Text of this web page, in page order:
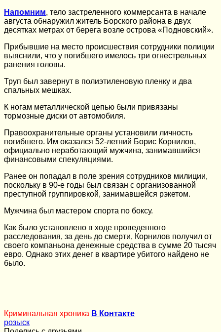
Напомним, тело застреленного коммерсанта в начале
августа обнаружил житель Борского района в двух
десятках метрах от берега возле острова «Подновский».
Прибывшие на место происшествия сотрудники полиции
выяснили, что у погибшего имелось три огнестрельных
ранения головы.
Труп был завернут в полиэтиленовую пленку и два
спальных мешках.
К ногам металлической цепью были привязаны
тормозные диски от автомобиля.
Правоохранительные органы установили личность
погибшего. Им оказался 52-летний Борис Корнилов,
официально неработающий мужчина, занимавшийся
финансовыми спекуляциями.
Ранее он попадал в поле зрения сотрудников милиции,
поскольку в 90-е годы был связан с организованной
преступной группировкой, занимавшейся рэкетом.
Мужчина был мастером спорта по боксу.
Как было установлено в ходе проведенного
расследования, за день до смерти, Корнилов получил от
своего компаньона денежные средства в сумме 20 тысяч
евро. Однако этих денег в квартире убитого найдено не
было.
Криминальная хроника В Контакте
розыск